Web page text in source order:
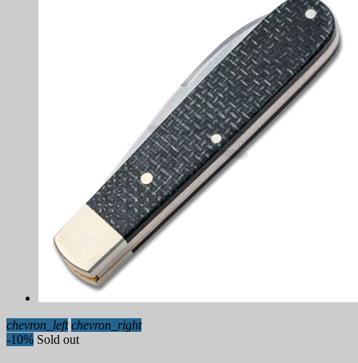
chevron_left chevron_right
-10% Sold out